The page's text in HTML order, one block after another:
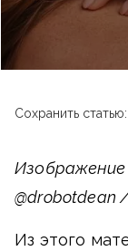
Сохранить статью:
@drobotdean
Из этого